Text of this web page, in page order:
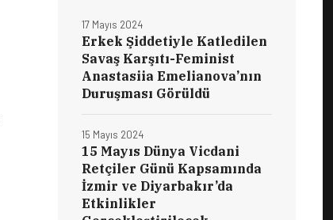
Erkek Şiddetiyle Katledilen
Savaş Karşıtı-Feminist
Anastasiia Emelianova’nın
Duruşması Görüldü
17 Mayıs 2024
15 Mayıs Dünya Vicdani
Retçiler Günü Kapsamında
İzmir ve Diyarbakır’da
Etkinlikler
15 Mayıs 2024